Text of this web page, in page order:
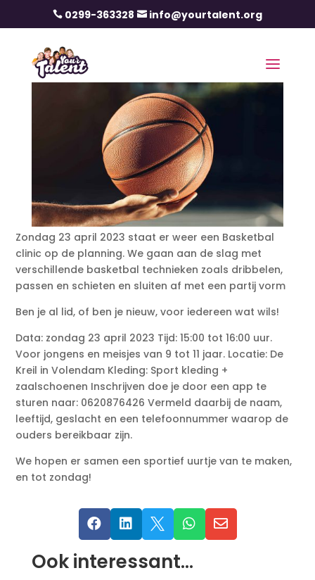
 0299-363328  info@yourtalent.org
Zondag 23 april 2023 staat er weer een Basketbal
clinic op de planning. We gaan aan de slag met
verschillende basketbal technieken zoals dribbelen,
passen en schieten en sluiten af met een partij vorm
Ben je al lid, of ben je nieuw, voor iedereen wat wils!
Data: zondag 23 april 2023 Tijd: 15:00 tot 16:00 uur.
Voor jongens en meisjes van 9 tot 11 jaar. Locatie: De
Kreil in Volendam Kleding: Sport kleding +
zaalschoenen Inschrijven doe je door een app te
sturen naar: 0620876426 Vermeld daarbij de naam,
leeftijd, geslacht en een telefoonnummer waarop de
ouders bereikbaar zijn.
We hopen er samen een sportief uurtje van te maken,
en tot zondag!
    
Ook interessant…